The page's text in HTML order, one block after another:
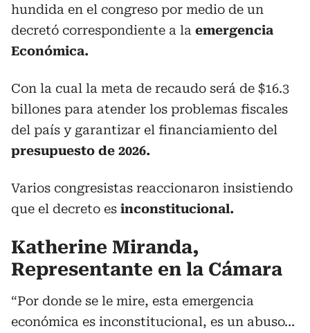
hundida en el congreso por medio de un
decretó correspondiente a la emergencia
Económica.
Con la cual la meta de recaudo será de $16.3
billones para atender los problemas fiscales
del país y garantizar el financiamiento del
presupuesto de 2026.
Varios congresistas reaccionaron insistiendo
que el decreto es inconstitucional.
Katherine Miranda,
Representante en la Cámara
“Por donde se le mire, esta emergencia
económica es inconstitucional, es un abuso…